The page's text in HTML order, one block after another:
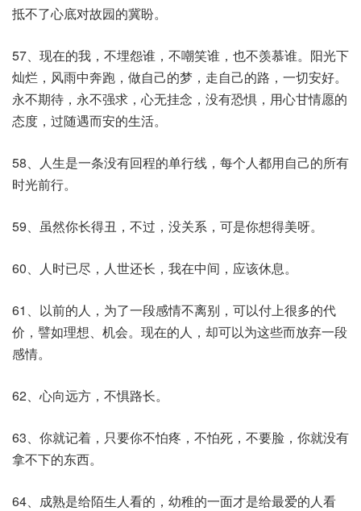
抵不了心底对故园的冀盼。
57、现在的我，不埋怨谁，不嘲笑谁，也不羡慕谁。阳光下
灿烂，风雨中奔跑，做自己的梦，走自己的路，一切安好。
永不期待，永不强求，心无挂念，没有恐惧，用心甘情愿的
态度，过随遇而安的生活。
58、人生是一条没有回程的单行线，每个人都用自己的所有
时光前行。
59、虽然你长得丑，不过，没关系，可是你想得美呀。
60、人时已尽，人世还长，我在中间，应该休息。
61、以前的人，为了一段感情不离别，可以付上很多的代
价，譬如理想、机会。现在的人，却可以为这些而放弃一段
感情。
62、心向远方，不惧路长。
63、你就记着，只要你不怕疼，不怕死，不要脸，你就没有
拿不下的东西。
64、成熟是给陌生人看的，幼稚的一面才是给最爱的人看